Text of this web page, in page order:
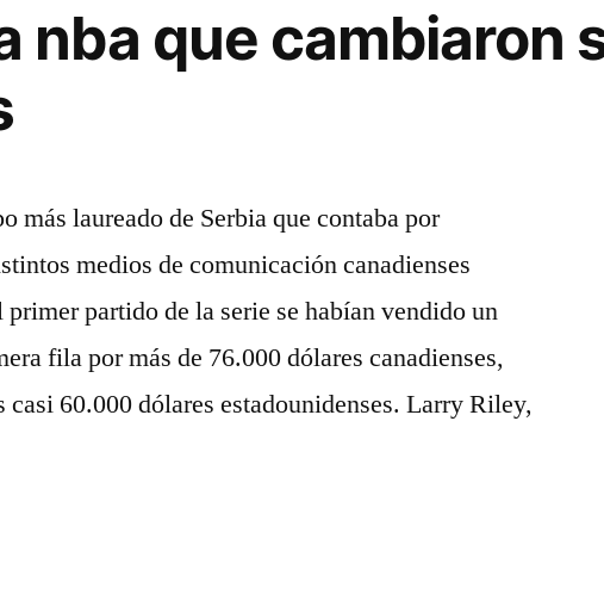
nba que cambiaron
más laureado de Serbia que contaba por
medios de comunicación canadienses
primer partido de la serie se habían vendido un
fila por más de 76.000 dólares canadienses,
60.000 dólares estadounidenses. Larry Riley,